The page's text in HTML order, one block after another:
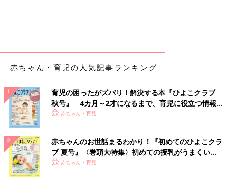
り角栓除去力がパワーアップ！ 2018年8月21日（火）発売で
す。
リンゴ幹細胞で肌がイキイキ！「カントリー&ストリーム
パウダーウォッシュAP」
赤ちゃん・育児の人気記事ランキング
育児の困ったがズバリ！解決する本『ひよこクラブ
秋号』 4カ月～2才になるまで、育児に役立つ情報が
いっぱい！
赤ちゃん・育児
赤ちゃんのお世話まるわかり！『初めてのひよこクラ
ブ 夏号』〈巻頭大特集〉初めての授乳がうまくい
く！ おっぱい・ミルクの基本と夏のトラブル 解決テ
赤ちゃん・育児